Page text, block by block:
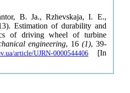
B. Ja., Rzhevskaja, I. E.,
Estimation of durability and
of driving wheel of turbine
engineering, 16 (1), 39-
article/UJRN-0000544406 [In